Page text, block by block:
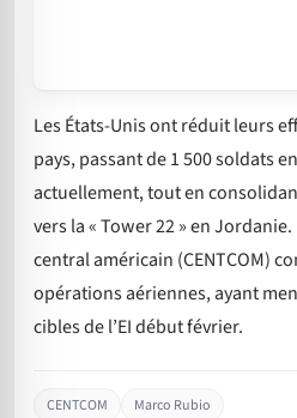
Les États-Unis ont réduit leurs
pays, passant de 1 500 soldats
actuellement, tout en
vers la « Tower 22 » en
central américain (CENTCOM)
opérations aériennes, ayant
cibles de l’EI début février.
CENTCOM Marco Rubio